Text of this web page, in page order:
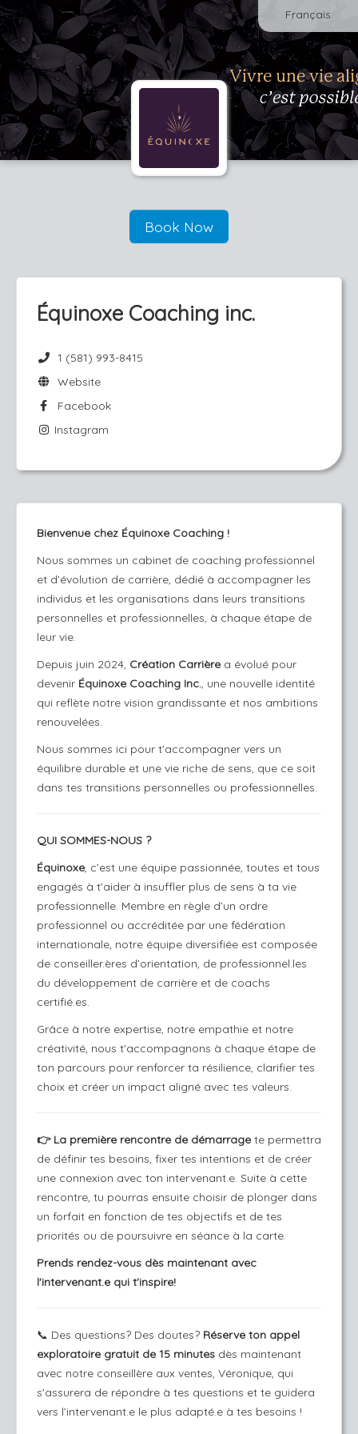
Français
Book Now
Équinoxe Coaching inc.
1 (581) 993-8415
Website
Facebook
Instagram
Bienvenue chez Équinoxe Coaching !
Nous sommes un cabinet de coaching professionnel
et d’évolution de carrière, dédié à accompagner les
individus et les organisations dans leurs transitions
personnelles et professionnelles, à chaque étape de
leur vie.
Depuis juin 2024, Création Carrière a évolué pour
devenir Équinoxe Coaching Inc., une nouvelle identité
qui reflète notre vision grandissante et nos ambitions
renouvelées.
Nous sommes ici pour t'accompagner vers un
équilibre durable et une vie riche de sens, que ce soit
dans tes transitions personnelles ou professionnelles.
QUI SOMMES-NOUS ?
Équinoxe, c’est une équipe passionnée, toutes et tous
engagés à t'aider à insuffler plus de sens à ta vie
professionnelle. Membre en règle d’un ordre
professionnel ou accréditée par une fédération
internationale, notre équipe diversifiée est composée
de conseiller.ères d’orientation, de professionnel.les
du développement de carrière et de coachs
certifié.es.
Grâce à notre expertise, notre empathie et notre
créativité, nous t'accompagnons à chaque étape de
ton parcours pour renforcer ta résilience, clarifier tes
choix et créer un impact aligné avec tes valeurs.
👉 La première rencontre de démarrage te permettra
de définir tes besoins, fixer tes intentions et de créer
une connexion avec ton intervenant.e. Suite à cette
rencontre, tu pourras ensuite choisir de plonger dans
un forfait en fonction de tes objectifs et de tes
priorités ou de poursuivre en séance à la carte.
Prends rendez-vous dès maintenant avec
l'intervenant.e qui t'inspire!
📞 Des questions? Des doutes? Réserve ton appel
exploratoire gratuit de 15 minutes dès maintenant
avec notre conseillère aux ventes, Véronique, qui
s'assurera de répondre à tes questions et te guidera
vers l’intervenant.e le plus adapté.e à tes besoins !